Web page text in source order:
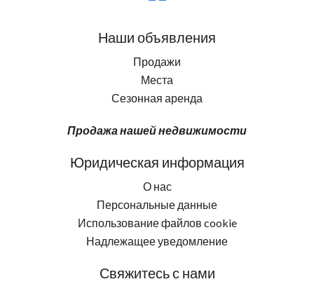
Наши объявления
Продажи
Места
Сезонная аренда
Продажа нашей недвижимости
Юридическая информация
О нас
Персональные данные
Использование файлов cookie
Надлежащее уведомление
Свяжитесь с нами